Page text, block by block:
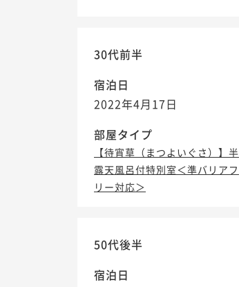
30代前半
宿泊日
2022年4月17日
部屋タイプ
【待宵草（まつよいぐさ）】半
露天風呂付特別室＜準バリアフ
リー対応＞
50代後半
宿泊日